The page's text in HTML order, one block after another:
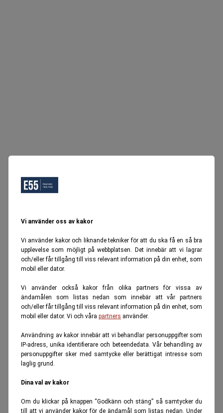
Vi använder oss av kakor
Vi använder kakor och liknande tekniker för att du ska få en så bra
upplevelse som möjligt på webbplatsen. Det innebär att vi lagrar
och/eller får tillgång till viss relevant information på din enhet, som
mobil eller dator.
Vi använder också kakor från olika partners för vissa av
ändamålen som listas nedan som innebär att vår partners
och/eller får tillgång till viss relevant information på din enhet, som
mobil eller dator. Vi och våra partners använder.
Användning av kakor innebär att vi behandlar personuppgifter som
IP-adress, unika identifierare och beteendedata. Vår behandling av
personuppgifter sker med samtycke eller berättigat intresse som
laglig grund.
Dina val av kakor
Om du klickar på knappen “Godkänn och stäng” så samtycker du
till att vi använder kakor för de ändamål som listas nedan. Under